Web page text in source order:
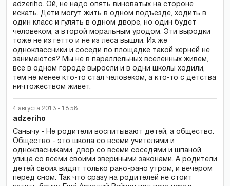
adzeriho. Ой, не надо опять виноватых на стороне
искать. Дети могут жить в одном подъезде, ходить в
один класс и гулять в одном дворе, но один будет
человеком, а второй моральным уродом. Эти выродки
тоже не из гетто и не из леса вышли. Их же
одноклассники и соседи по площадке такой херней не
занимаются? Мы не в параллельных вселенных живем,
все в одном городе выросли и в одни школы ходили,
тем не менее кто-то стал человеком, а кто-то с детства
ничтожеством живет.
4 августа 2013 - 18:58
adzeriho
Санычу - Не родители воспитывают детей, а общество.
Общество - это школа со всеми учителями и
однокласниками, двор со всеми соседями и шпаной,
улица со всеми своими звериными законами. А родители
детей своих видят только рано-рано утром, и вечером
перед сном. Так что сразу на родителей не стоит